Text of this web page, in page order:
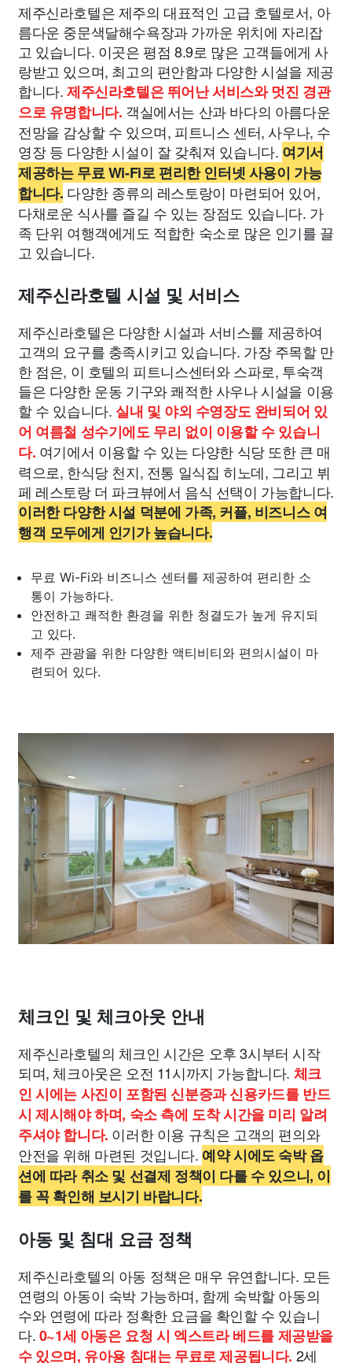
제주신라호텔은 제주의 대표적인 고급 호텔로서, 아
름다운 중문색달해수욕장과 가까운 위치에 자리잡
고 있습니다. 이곳은 평점 8.9로 많은 고객들에게 사
랑받고 있으며, 최고의 편안함과 다양한 시설을 제공
합니다.제주신라호텔은 뛰어난 서비스와 멋진 경관
으로 유명합니다. 객실에서는 산과 바다의 아름다운
전망을 감상할 수 있으며, 피트니스 센터, 사우나, 수
영장 등 다양한 시설이 잘 갖춰져 있습니다. 여기서
제공하는 무료 Wi-Fi로 편리한 인터넷 사용이 가능
합니다. 다양한 종류의 레스토랑이 마련되어 있어,
다채로운 식사를 즐길 수 있는 장점도 있습니다. 가
족 단위 여행객에게도 적합한 숙소로 많은 인기를 끌
고 있습니다.
제주신라호텔 시설 및 서비스
제주신라호텔은 다양한 시설과 서비스를 제공하여
고객의 요구를 충족시키고 있습니다. 가장 주목할 만
한 점은, 이 호텔의 피트니스센터와 스파로, 투숙객
들은 다양한 운동 기구와 쾌적한 사우나 시설을 이용
할 수 있습니다. 실내 및 야외 수영장도 완비되어 있
어 여름철 성수기에도 무리 없이 이용할 수 있습니
다. 여기에서 이용할 수 있는 다양한 식당 또한 큰 매
력으로, 한식당 천지, 전통 일식집 히노데, 그리고 뷔
페 레스토랑 더 파크뷰에서 음식 선택이 가능합니다.
이러한 다양한 시설 덕분에 가족, 커플, 비즈니스 여
행객 모두에게 인기가 높습니다.
무료 Wi-Fi와 비즈니스 센터를 제공하여 편리한 소
통이 가능하다.
안전하고 쾌적한 환경을 위한 청결도가 높게 유지되
고 있다.
제주 관광을 위한 다양한 액티비티와 편의시설이 마
련되어 있다.
체크인 및 체크아웃 안내
제주신라호텔의 체크인 시간은 오후 3시부터 시작
되며, 체크아웃은 오전 11시까지 가능합니다. 체크
인 시에는 사진이 포함된 신분증과 신용카드를 반드
시 제시해야 하며, 숙소 측에 도착 시간을 미리 알려
주셔야 합니다. 이러한 이용 규칙은 고객의 편의와
안전을 위해 마련된 것입니다. 예약 시에도 숙박 옵
션에 따라 취소 및 선결제 정책이 다를 수 있으니, 이
를 꼭 확인해 보시기 바랍니다.
아동 및 침대 요금 정책
제주신라호텔의 아동 정책은 매우 유연합니다. 모든
연령의 아동이 숙박 가능하며, 함께 숙박할 아동의
수와 연령에 따라 정확한 요금을 확인할 수 있습니
다.0~1세 아동은 요청 시 엑스트라 베드를 제공받을
수 있으며, 유아용 침대는 무료로 제공됩니다. 2세